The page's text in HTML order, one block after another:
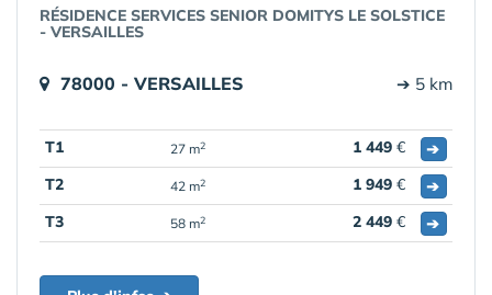
RÉSIDENCE SERVICES SENIOR DOMITYS LE SOLSTICE
- VERSAILLES
78000 - VERSAILLES ➔ 5 km
T1 27 m2 1 449 €
➔
T2
42 m2 1 949 €
➔
T3
58 m2 2 449 € ➔